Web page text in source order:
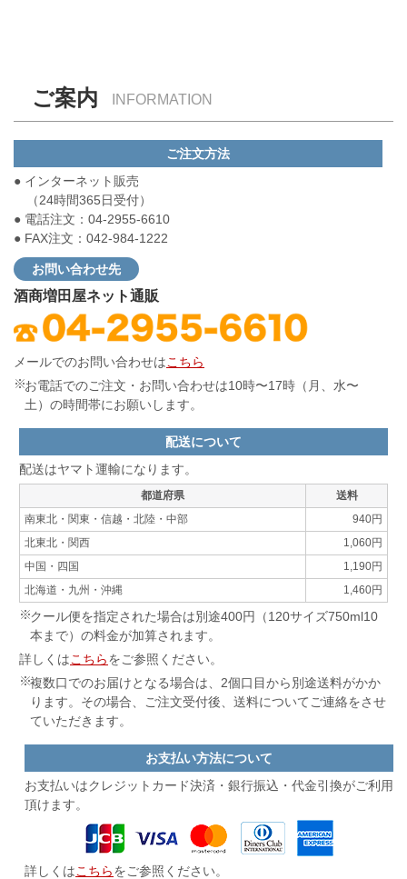
ご案内 INFORMATION
ご注文方法
● インターネット販売
（24時間365日受付）
● 電話注文：04-2955-6610
● FAX注文：042-984-1222
お問い合わせ先
酒商増田屋ネット通販
メールでのお問い合わせはこちら
お電話でのご注文・お問い合わせは10時〜17時（月、水〜
土）の時間帯にお願いします。
配送について
配送はヤマト運輸になります。
都道府県
送料
南東北・関東・信越・北陸・中部
940円
北東北・関西
1,060円
中国・四国
1,190円
北海道・九州・沖縄
1,460円
クール便を指定された場合は別途400円（120サイズ750ml10
本まで）の料金が加算されます。
詳しくはこちらをご参照ください。
複数口でのお届けとなる場合は、2個口目から別途送料がかか
ります。その場合、ご注文受付後、送料についてご連絡をさせ
ていただきます。
お支払い方法について
お支払いはクレジットカード決済・ 銀行振込・代金引換がご利用
頂けます。
詳しくはこちらをご参照ください。